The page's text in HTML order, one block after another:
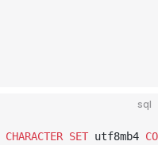
sql
CHARACTER SET utf8mb4